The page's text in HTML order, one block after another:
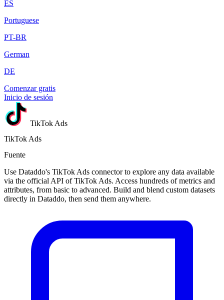
ES
Portuguese
PT-BR
German
DE
Comenzar gratis
Inicio de sesión
TikTok Ads
TikTok Ads
Fuente
Use Dataddo's TikTok Ads connector to explore any data available
via the official API of TikTok Ads. Access hundreds of metrics and
attributes, from basic to advanced. Build and blend custom datasets
directly in Dataddo, then send them anywhere.